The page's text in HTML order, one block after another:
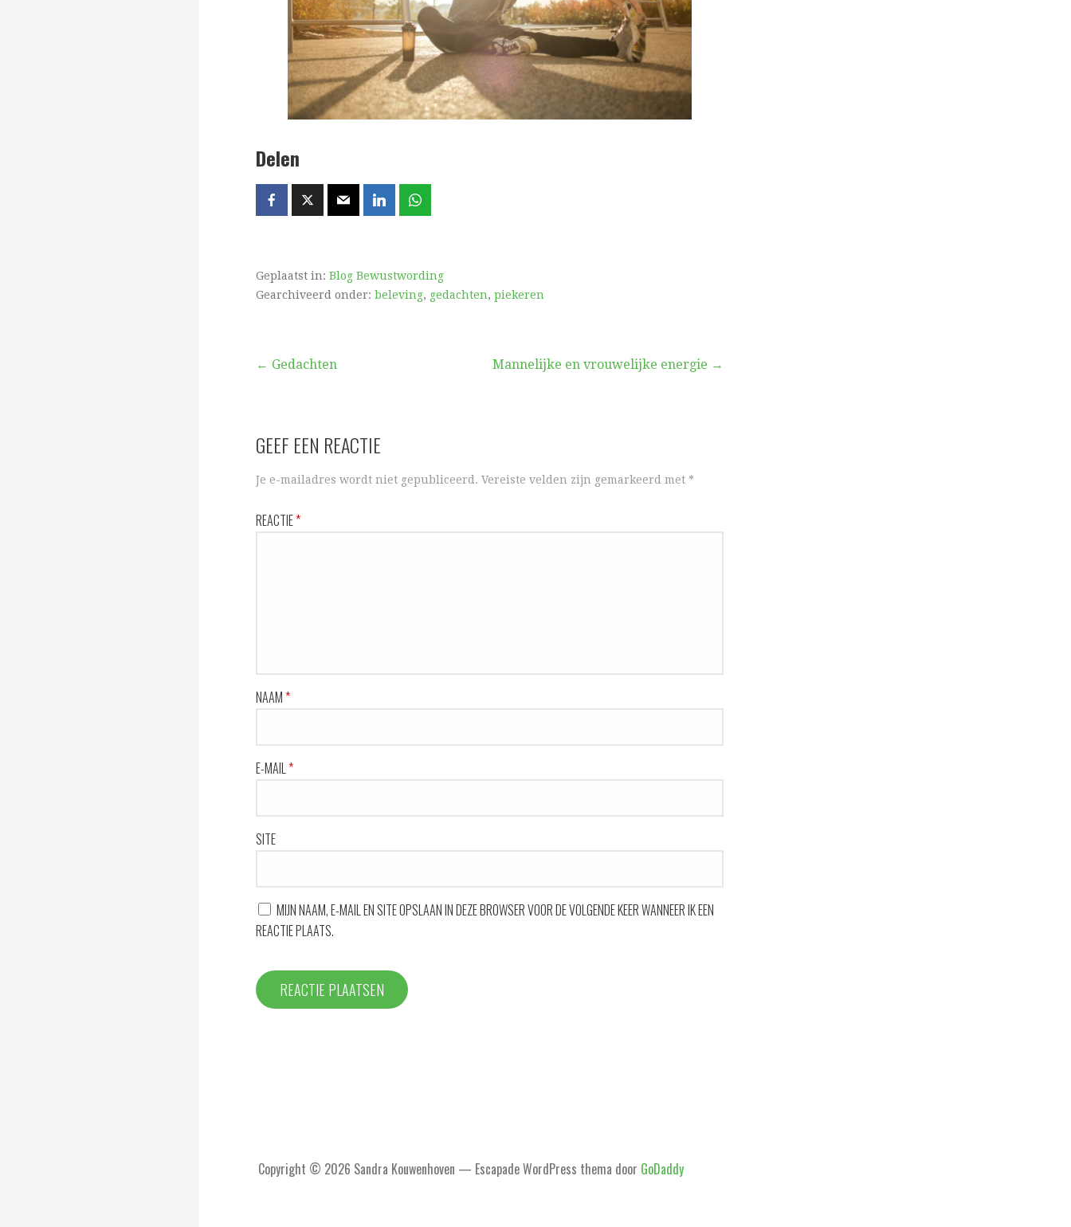
Delen
Geplaatst in: Blog Bewustwording
Gearchiveerd onder: beleving, gedachten, piekeren
Bericht
navigatie
← Gedachten Mannelijke en vrouwelijke energie →
GEEF EEN REACTIE
Je e-mailadres wordt niet gepubliceerd. Vereiste velden zijn gemarkeerd met *
REACTIE*
NAAM*
E-MAIL *
SITE
MIJN NAAM, E-MAIL EN SITE OPSLAAN IN DEZE BROWSER VOOR DE VOLGENDE KEER WANNEER IK EEN
REACTIE PLAATS.
Copyright © 2026 Sandra Kouwenhoven — Escapade WordPress thema door GoDaddy